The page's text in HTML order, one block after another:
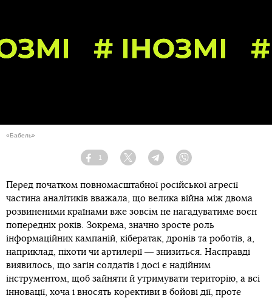
«Бабель»
Facebook
1
Twitter TelegramViber
Перед початком повномасштабної російської агресії
частина аналітиків вважала, що велика війна між двома
розвиненими країнами вже зовсім не нагадуватиме воєн
попередніх років. Зокрема, значно зросте роль
інформаційних кампаній, кібератак, дронів та роботів, а,
наприклад, піхоти чи артилерії ― знизиться. Насправді
виявилось, що загін солдатів і досі є надійним
інструментом, щоб зайняти й утримувати територію, а всі
інновації, хоча і вносять корективи в бойові дії, проте